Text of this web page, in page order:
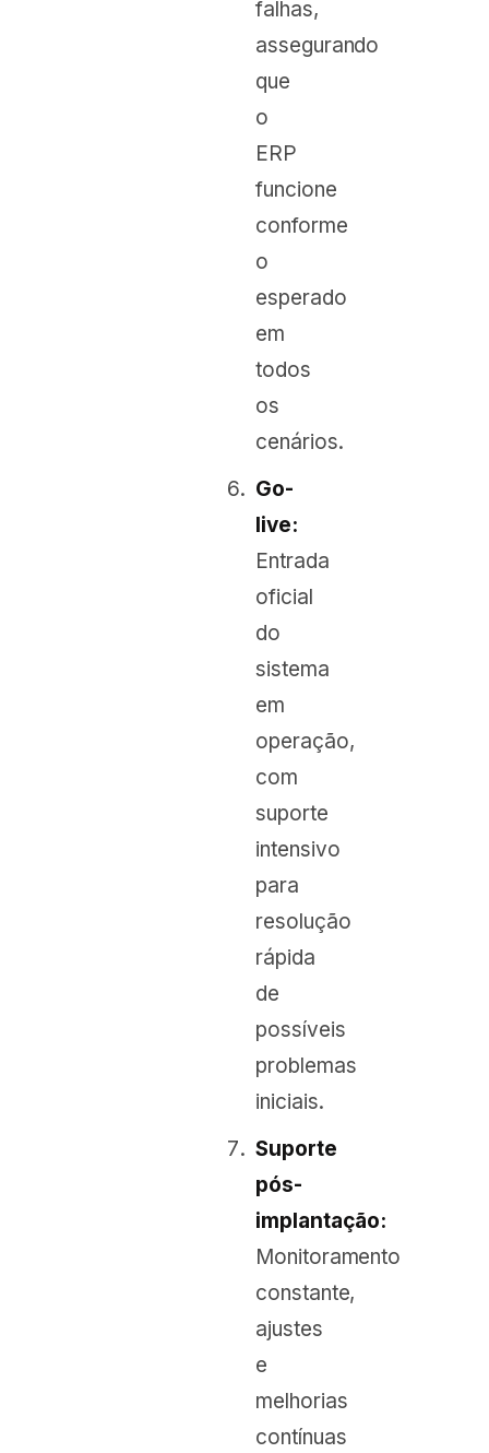
falhas,
assegurando
que
o
ERP
funcione
conforme
o
esperado
em
todos
os
cenários.
Go-
live:
Entrada
oficial
do
sistema
em
operação,
com
suporte
intensivo
para
resolução
rápida
de
possíveis
problemas
iniciais.
Suporte
pós-
implantação:
Monitoramento
constante,
ajustes
e
melhorias
contínuas